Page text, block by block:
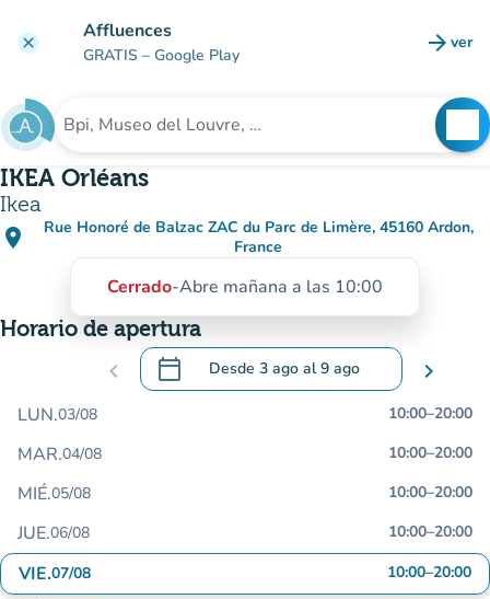
clear Affluences
GRATIS – Google Play arrow_forward ver
Buscar un establecimiento
IKEA Orléans
Ikea
place
Rue Honoré de Balzac ZAC du Parc de Limère, 45160 Ardon,
France
(abrir en Google Maps)
(nueva pestaña)
Cerrado-Abre mañana a las 10:00
Horario de apertura
chevron_left calendar_today Desde 3 ago al9 ago
.Abra el calendario para cambiar las
chevron_right
LUN.03/08 10:00–20:00
MAR.04/08 10:00–20:00
MIÉ.05/08 10:00–20:00
JUE.06/08 10:00–20:00
VIE.07/08 10:00–20:00